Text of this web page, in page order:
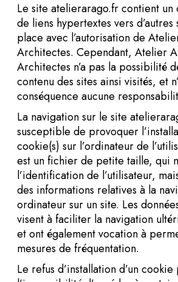
Le site atelierarago.fr contient
de liens hypertextes vers d’autres
place avec l’autorisation de
Architectes. Cependant, Atelier
Architectes n’a pas la possibilité
contenu des sites ainsi visités, et
conséquence aucune
La navigation sur le site
susceptible de provoquer
cookie(s) sur l’ordinateur de
est un fichier de petite taille, qui
l’identification de l’utilisateur,
des informations relatives à la
ordinateur sur un site. Les
visent à faciliter la navigation
et ont également vocation à
mesures de fréquentation.
Le refus d’installation d’un